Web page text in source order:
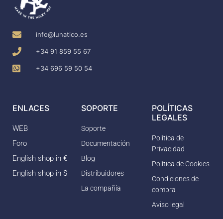
info@lunatico.es
+34 91 859 55 67
+34 696 59 50 54
ENLACES
WEB
Foro
English shop in €
English shop in $
SOPORTE
Soporte
Documentación
Blog
Distribuidores
La compañía
POLÍTICAS
LEGALES
Política de
Privacidad
Política de Cookies
Condiciones de
compra
Aviso legal